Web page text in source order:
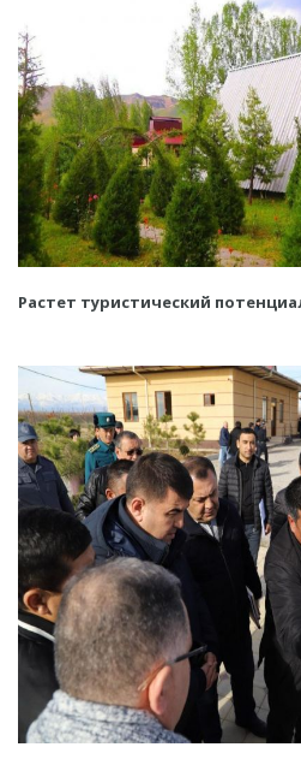
Растет туристический